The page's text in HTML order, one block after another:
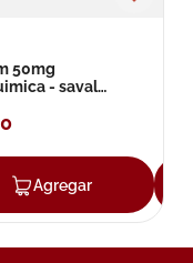
Agregar
50mg
- saval
Agregar